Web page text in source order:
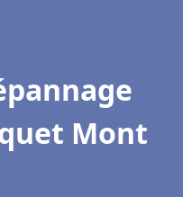
Mont